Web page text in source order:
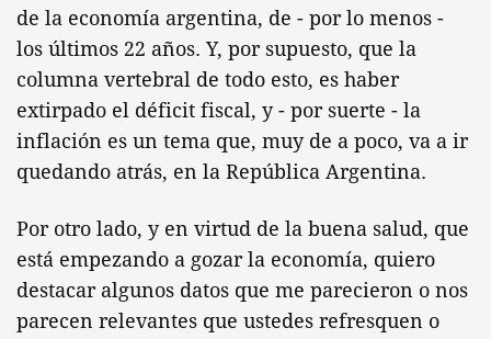
de la economía argentina, de - por lo menos -
los últimos 22 años. Y, por supuesto, que la
columna vertebral de todo esto, es haber
extirpado el déficit fiscal, y - por suerte - la
inflación es un tema que, muy de a poco, va a ir
quedando atrás, en la República Argentina.
Por otro lado, y en virtud de la buena salud, que
está empezando a gozar la economía, quiero
destacar algunos datos que me parecieron o nos
parecen relevantes que ustedes refresquen o